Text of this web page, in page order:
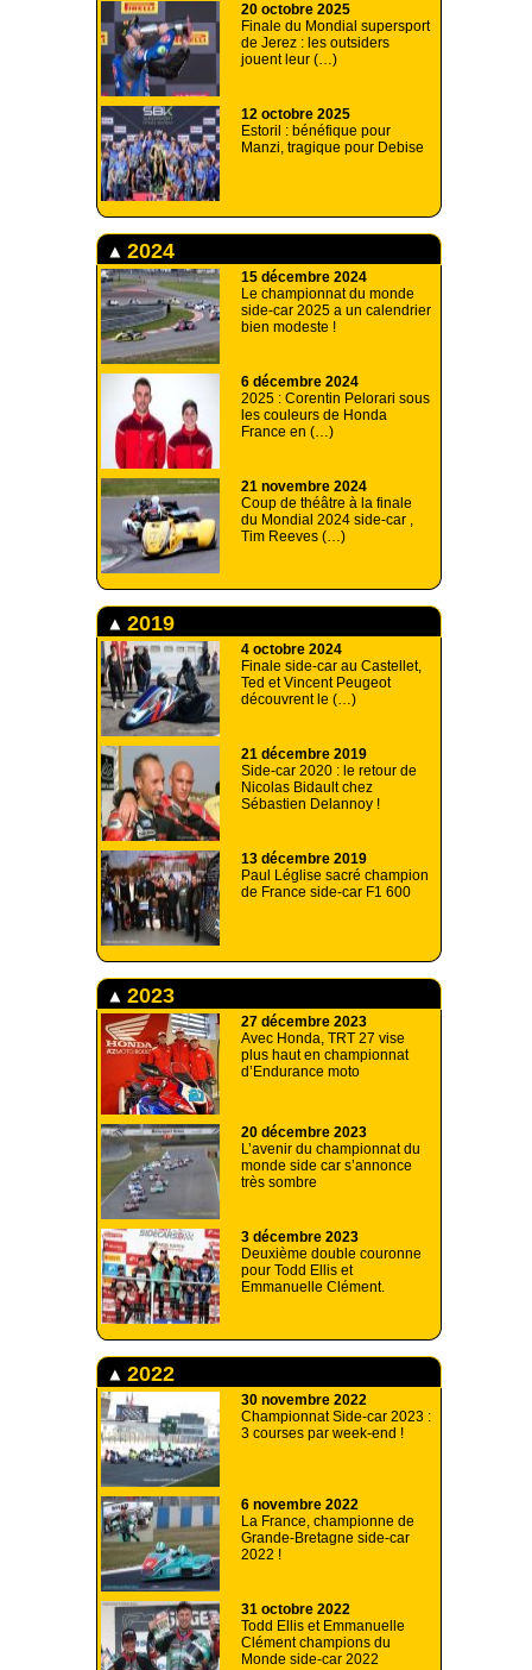
20 octobre 2025
Finale du Mondial supersport
de Jerez : les outsiders
jouent leur (…)
12 octobre 2025
Estoril : bénéfique pour
Manzi, tragique pour Debise
2024
15 décembre 2024
Le championnat du monde
side-car 2025 a un calendrier
bien modeste !
6 décembre 2024
2025 : Corentin Pelorari sous
les couleurs de Honda
France en (…)
21 novembre 2024
Coup de théâtre à la finale
du Mondial 2024 side-car ,
Tim Reeves (…)
2019
4 octobre 2024
Finale side-car au Castellet,
Ted et Vincent Peugeot
découvrent le (…)
21 décembre 2019
Side-car 2020 : le retour de
Nicolas Bidault chez
Sébastien Delannoy !
13 décembre 2019
Paul Léglise sacré champion
de France side-car F1 600
2023
27 décembre 2023
Avec Honda, TRT 27 vise
plus haut en championnat
d’Endurance moto
20 décembre 2023
L’avenir du championnat du
monde side car s’annonce
très sombre
3 décembre 2023
Deuxième double couronne
pour Todd Ellis et
Emmanuelle Clément.
2022
30 novembre 2022
Championnat Side-car 2023 :
3 courses par week-end !
6 novembre 2022
La France, championne de
Grande-Bretagne side-car
2022 !
31 octobre 2022
Todd Ellis et Emmanuelle
Clément champions du
Monde side-car 2022